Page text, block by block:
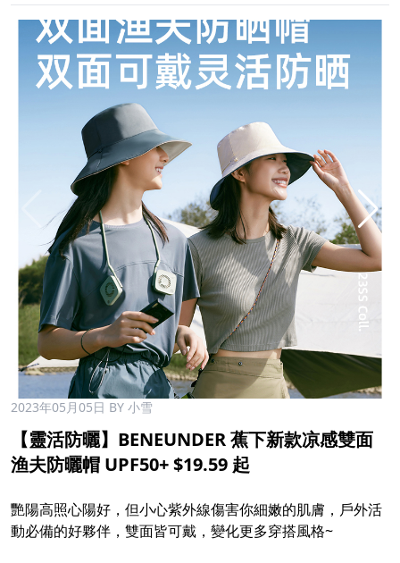
2023年05月05日 BY 小雪
【靈活防曬】BENEUNDER 蕉下新款凉感雙面
渔夫防曬帽 UPF50+ $19.59 起
艷陽高照心陽好，但小心紫外線傷害你細嫩的肌膚，戶外活
動必備的好夥伴，雙面皆可戴，變化更多穿搭風格~